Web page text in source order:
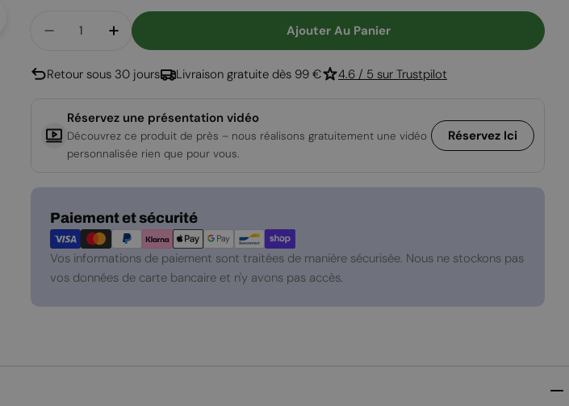
Ouvrir le média 1 en mode modal Ouvrir le
Diminuer La Quantité Pour Planika Arcticon Noire
Augmenter La Quantité Pour Planika Arcticon Noire
Ajouter Au Panier
Retour sous 30 jours Livraison gratuite dès 99 € 4.6 / 5 sur Trustpilot
Réservez une présentation vidéo
Découvrez ce produit de près – nous réalisons gratuitement une vidéo
personnalisée rien que pour vous.
Réservez Ici
Paiement et sécurité
Modes
de
paiement
Vos informations de paiement sont traitées de manière sécurisée. Nous ne stockons pas
vos données de carte bancaire et n'y avons pas accès.